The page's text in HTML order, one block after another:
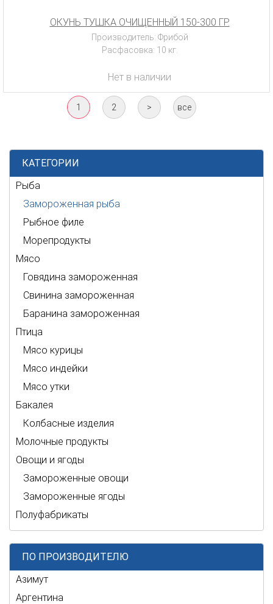
ОКУНЬ ТУШКА ОЧИЩЕННЫЙ 150-300 ГР.
Производитель: Фрибой
Расфасовка: 10 кг.
Нет в наличии
1 2 > все
КАТЕГОРИИ
Рыба
Замороженная рыба
Рыбное филе
Морепродукты
Мясо
Говядина замороженная
Свинина замороженная
Баранина замороженная
Птица
Мясо курицы
Мясо индейки
Мясо утки
Бакалея
Колбасные изделия
Молочные продукты
Овощи и ягоды
Замороженные овощи
Замороженные ягоды
Полуфабрикаты
ПО ПРОИЗВОДИТЕЛЮ
Азимут
Аргентина